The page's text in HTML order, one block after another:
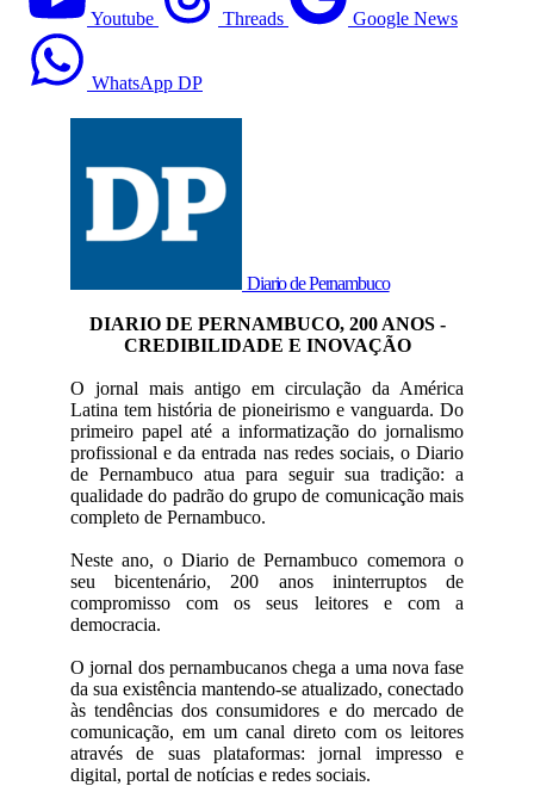
Youtube Threads Google News
WhatsApp DP
Diario de Pernambuco
DIARIO DE PERNAMBUCO, 200 ANOS -
CREDIBILIDADE E INOVAÇÃO
O jornal mais antigo em circulação da América
Latina tem história de pioneirismo e vanguarda. Do
primeiro papel até a informatização do jornalismo
profissional e da entrada nas redes sociais, o Diario
de Pernambuco atua para seguir sua tradição: a
qualidade do padrão do grupo de comunicação mais
completo de Pernambuco.
Neste ano, o Diario de Pernambuco comemora o
seu bicentenário, 200 anos ininterruptos de
compromisso com os seus leitores e com a
democracia.
O jornal dos pernambucanos chega a uma nova fase
da sua existência mantendo-se atualizado, conectado
às tendências dos consumidores e do mercado de
comunicação, em um canal direto com os leitores
através de suas plataformas: jornal impresso e
digital, portal de notícias e redes sociais.